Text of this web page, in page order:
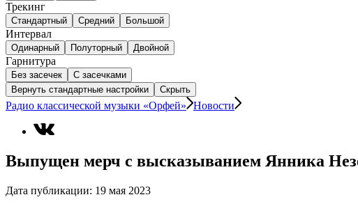
Трекинг
Стандартный Средний Большой
Интервал
Одинарный Полуторный Двойной
Гарнитура
Без засечек
С засечками
Вернуть стандартные настройки
Скрыть
Радио классической музыки «Орфей» Новости
Выпущен мерч с высказыванием Янника
Дата публикации: 19 мая 2023